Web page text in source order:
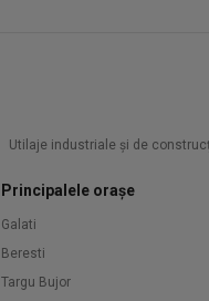
Utilaje industriale și de
Principalele orașe
Galati
Beresti
Targu Bujor